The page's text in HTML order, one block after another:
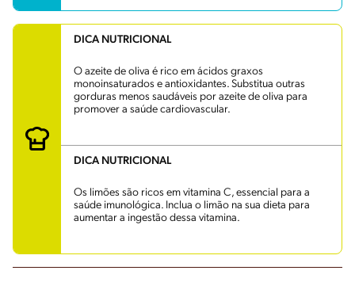
DICA NUTRICIONAL
O azeite de oliva é rico em ácidos graxos
monoinsaturados e antioxidantes. Substitua outras
gorduras menos saudáveis por azeite de oliva para
promover a saúde cardiovascular.
DICA NUTRICIONAL
Os limões são ricos em vitamina C, essencial para a
saúde imunológica. Inclua o limão na sua dieta para
aumentar a ingestão dessa vitamina.